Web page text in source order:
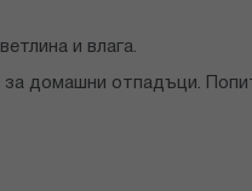
и влага.
за домашни отпадъци.